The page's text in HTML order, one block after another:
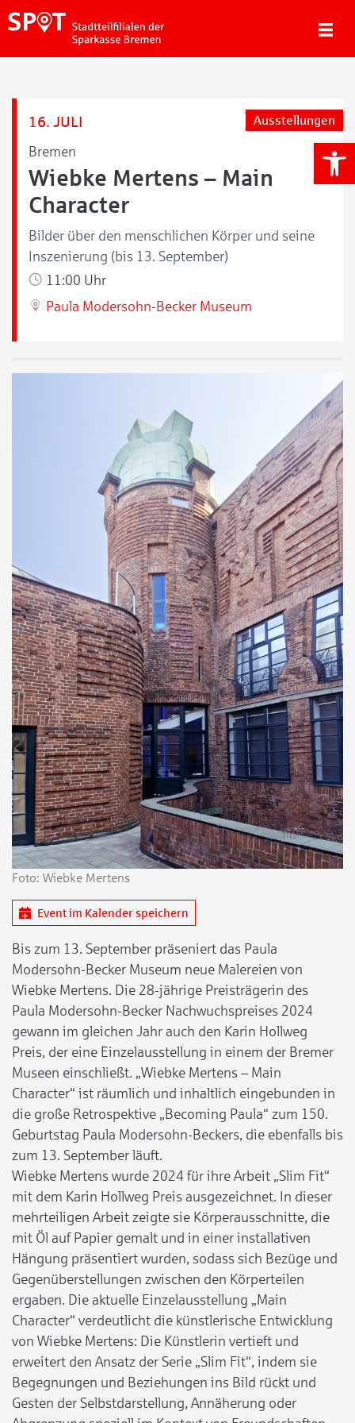
16. JULI
Bremen
Ausstellungen
Wiebke Mertens – Main
Character
Bilder über den menschlichen Körper und seine
Inszenierung (bis 13. September)
11:00 Uhr
Paula Modersohn-Becker Museum
Foto: Wiebke Mertens
Event im Kalender speichern
Bis zum 13. September präseniert das Paula
Modersohn-Becker Museum neue Malereien von
Wiebke Mertens. Die 28-jährige Preisträgerin des
Paula Modersohn-Becker Nachwuchspreises 2024
gewann im gleichen Jahr auch den Karin Hollweg
Preis, der eine Einzelausstellung in einem der Bremer
Museen einschließt. „Wiebke Mertens – Main
Character“ ist räumlich und inhaltlich eingebunden in
die große Retrospektive „Becoming Paula“ zum 150.
Geburtstag Paula Modersohn-Beckers, die ebenfalls bis
zum 13. September läuft.
Wiebke Mertens wurde 2024 für ihre Arbeit „Slim Fit“
mit dem Karin Hollweg Preis ausgezeichnet. In dieser
mehrteiligen Arbeit zeigte sie Körperausschnitte, die
mit Öl auf Papier gemalt und in einer installativen
Hängung präsentiert wurden, sodass sich Bezüge und
Gegenüberstellungen zwischen den Körperteilen
ergaben. Die aktuelle Einzelausstellung „Main
Character“ verdeutlicht die künstlerische Entwicklung
von Wiebke Mertens: Die Künstlerin vertieft und
erweitert den Ansatz der Serie „Slim Fit“, indem sie
Begegnungen und Beziehungen ins Bild rückt und
Gesten der Selbstdarstellung, Annäherung oder